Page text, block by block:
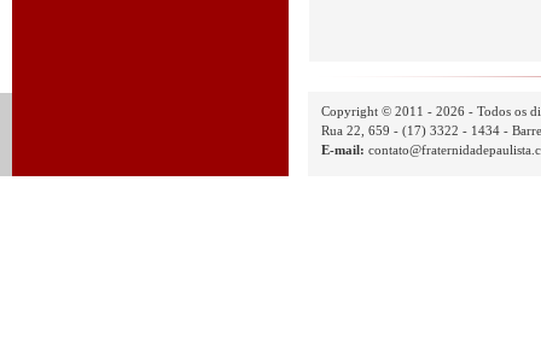
Copyright © 2011 - 2026 - Todos os
Rua 22, 659 - (17) 3322 - 1434 -
E-mail: